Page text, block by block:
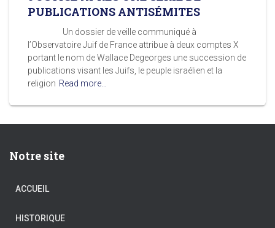
PUBLICATIONS ANTISÉMITES
Un dossier de veille communiqué à
l’Observatoire Juif de France attribue à deux comptes X
portant le nom de Wallace Degeorges une succession de
publications visant les Juifs, le peuple israélien et la
religion Read more…
Notre site
ACCUEIL
HISTORIQUE